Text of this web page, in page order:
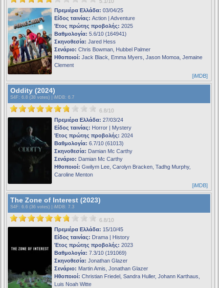
5.1/10
Πρεμιέρα Ελλάδα: 03/04/25
Είδος ταινίας: Action | Adventure
Έτος πρώτης προβολής: 2025
Βαθμολογία: 5.6/10 (164941)
Σκηνοθεσία: Jared Hess
Σενάριο: Chris Bowman, Hubbel Palmer
Ηθοποιοί: Jack Black, Emma Myers, Jason Momoa, Jemaine
Clement
[iMDB]
Oddity (2024)
S4F : 6.8 (38 votes) | iMDB: 6.7
6.8/10
Πρεμιέρα Ελλάδα: 27/03/24
Είδος ταινίας: Horror | Mystery
Έτος πρώτης προβολής: 2024
Βαθμολογία: 6.7/10 (61013)
Σκηνοθεσία: Damian Mc Carthy
Σενάριο: Damian Mc Carthy
Ηθοποιοί: Gwilym Lee, Carolyn Bracken, Tadhg Murphy,
Caroline Menton
[iMDB]
The Zone of Interest (2023)
S4F : 6.6 (36 votes) | iMDB: 7.3
6.8/10
Πρεμιέρα Ελλάδα: 15/10/45
Είδος ταινίας: Drama | History
Έτος πρώτης προβολής: 2023
Βαθμολογία: 7.3/10 (191069)
Σκηνοθεσία: Jonathan Glazer
Σενάριο: Martin Amis, Jonathan Glazer
Ηθοποιοί: Christian Friedel, Sandra Huller, Johann Karthaus,
Luis Noah Witte